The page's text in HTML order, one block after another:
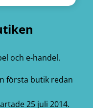
och e-handel.
första butik redan
25 juli 2014.